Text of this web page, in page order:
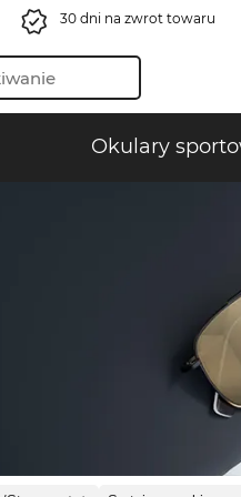
30 dni na zwrot towaru
Okulary